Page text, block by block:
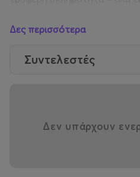
viralσελίδας «Ancient
Δες περισσότερα
Συντελεστές
Δεν υπάρχουν